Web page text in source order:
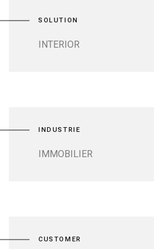
SOLUTION
INTERIOR
INDUSTRIE
IMMOBILIER
CUSTOMER